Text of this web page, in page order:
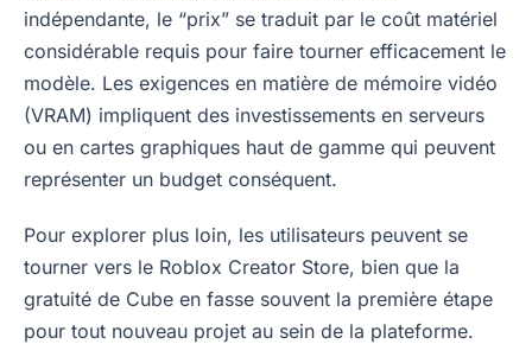
indépendante, le “prix” se traduit par le coût matériel
considérable requis pour faire tourner efficacement le
modèle. Les exigences en matière de mémoire vidéo
(VRAM) impliquent des investissements en serveurs
ou en cartes graphiques haut de gamme qui peuvent
représenter un budget conséquent.
Pour explorer plus loin, les utilisateurs peuvent se
tourner vers le Roblox Creator Store, bien que la
gratuité de Cube en fasse souvent la première étape
pour tout nouveau projet au sein de la plateforme.